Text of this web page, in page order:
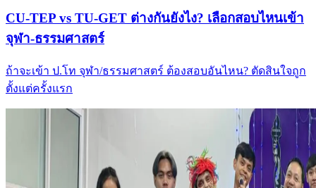
CU-TEP vs TU-GET ต่างกันยังไง? เลือกสอบไหนเข้า
จุฬา-ธรรมศาสตร์
ถ้าจะเข้า ป.โท จุฬา/ธรรมศาสตร์ ต้องสอบอันไหน? ตัดสินใจถูก
ตั้งแต่ครั้งแรก